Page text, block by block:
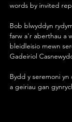
words by invited
Bob blwyddyn
farw a'r aberthau a
bleidleisio mewn
Gadeiriol
Bydd y seremoni
a geiriau gan